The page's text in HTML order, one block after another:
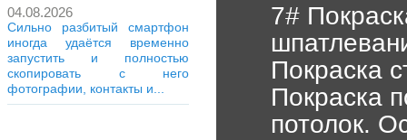
04.08.2026
Сильно разбитый смартфон
иногда удаётся временно
запустить и полностью
скопировать с него
фотографии, контакты и...
7#
Покраска
Покраска
потолок.